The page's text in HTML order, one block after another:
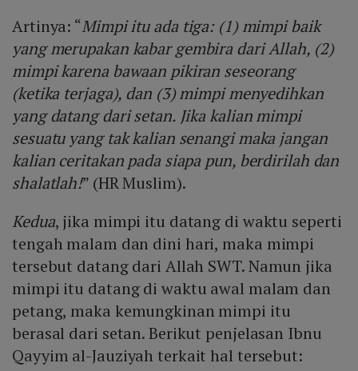
Artinya: “Mimpi itu ada tiga: (1) mimpi baik
yang merupakan kabar gembira dari Allah, (2)
mimpi karena bawaan pikiran seseorang
(ketika terjaga), dan (3) mimpi menyedihkan
yang datang dari setan. Jika kalian mimpi
sesuatu yang tak kalian senangi maka jangan
kalian ceritakan pada siapa pun, berdirilah dan
shalatlah!” (HR Muslim).
Kedua, jika mimpi itu datang di waktu seperti
tengah malam dan dini hari, maka mimpi
tersebut datang dari Allah SWT. Namun jika
mimpi itu datang di waktu awal malam dan
petang, maka kemungkinan mimpi itu
berasal dari setan. Berikut penjelasan Ibnu
Qayyim al-Jauziyah terkait hal tersebut: